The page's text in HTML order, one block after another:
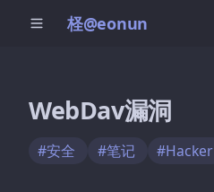
柽@eonun
WebDav漏洞
#安全 #笔记 #Hacker